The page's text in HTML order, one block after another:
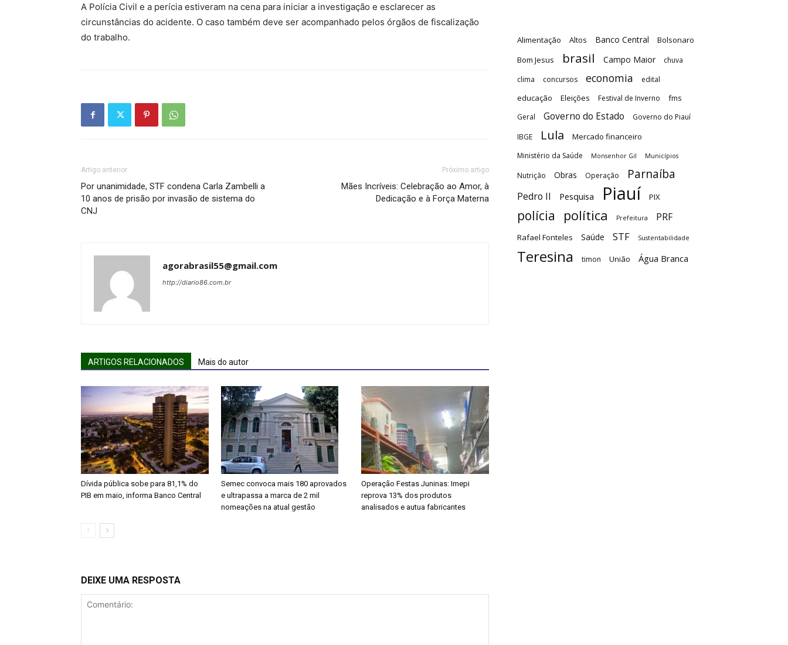
A Polícia Civil e a perícia estiveram na cena para iniciar a investigação e esclarecer as
circunstâncias do acidente. O caso também deve ser acompanhado pelos órgãos de fiscalização
do trabalho.
Artigo anterior
Por unanimidade, STF condena Carla Zambelli a
10 anos de prisão por invasão de sistema do
CNJ
Próximo artigo
Mães Incríveis: Celebração ao Amor, à
Dedicação e à Força Materna
agorabrasil55@gmail.com
http://diario86.com.br
ARTIGOS RELACIONADOS Mais do autor
Dívida pública sobe para 81,1% do
PIB em maio, informa Banco Central
Semec convoca mais 180 aprovados
e ultrapassa a marca de 2 mil
nomeações na atual gestão
Operação Festas Juninas: Imepi
reprova 13% dos produtos
analisados e autua fabricantes
DEIXE UMA RESPOSTA
Alimentação Altos Banco Central
Bolsonaro
Bom Jesus
brasil Campo Maior
chuva
clima
concursos economia edital
educação Eleições Festival de Inverno fms
Geral Governo do Estado
Governo do Piauí
IBGE
Lula Mercado financeiro
Ministério da Saúde Monsenhor Gil Municípios
Nutrição Obras Operação Parnaíba
Pedro II Pesquisa Piauí PIX
polícia política Prefeitura PRF
Rafael Fonteles Saúde STF Sustentabilidade
Teresina timon União Água Branca